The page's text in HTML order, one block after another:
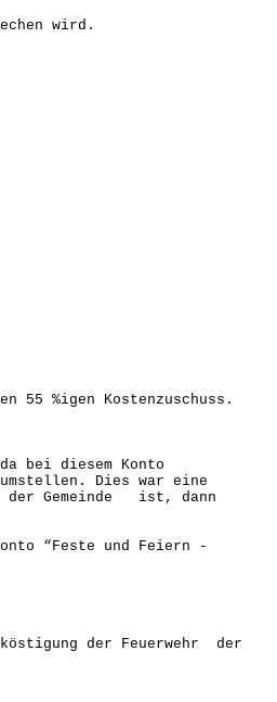
wird.
%igen Kostenzuschuss.
da bei diesem Konto
Dies war eine
der Gemeinde ist, dann
“Feste und Feiern -
der Feuerwehr der